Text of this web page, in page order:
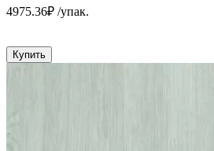
4975.36₽ /упак.
Купить